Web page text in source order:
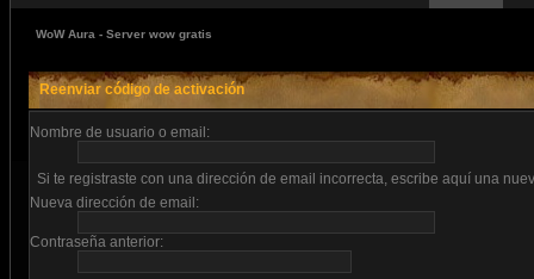
WoW Aura - Server wow gratis
Reenviar código de activación
Nombre de usuario o email:
Si te registraste con una dirección de email incorrecta, escribe aquí una
Nueva dirección de email:
Contraseña anterior: